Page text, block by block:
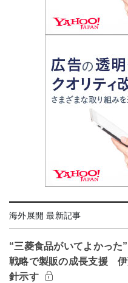
海外展開 最新記事
“三菱食品がいてよかっ
戦略で製販の成長支援 伊
針示す